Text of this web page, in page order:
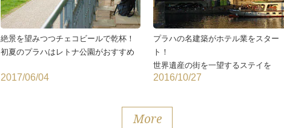
絶景を望みつつチェコビールで乾杯！
初夏のプラハはレトナ公園がおすすめ
2017/06/04
プラハの名建築がホテル業をスター
ト！
世界遺産の街を一望するステイを
2016/10/27
More